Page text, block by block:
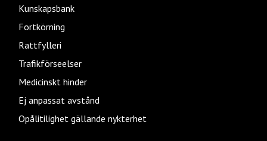
Kunskapsbank
Fortkörning
Rattfylleri
Trafikförseelser
Medicinskt hinder
Ej anpassat avstånd
Opålitilighet gällande nykterhet